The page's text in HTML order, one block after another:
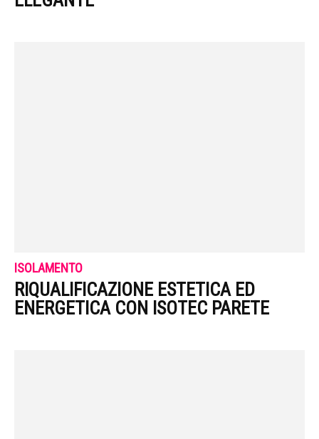
ISOLAMENTO
RIQUALIFICAZIONE ESTETICA ED
ENERGETICA CON ISOTEC PARETE